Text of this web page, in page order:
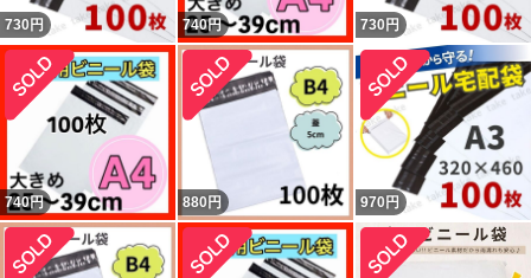
730 円 740円 730 円
740円 880 円 970 円